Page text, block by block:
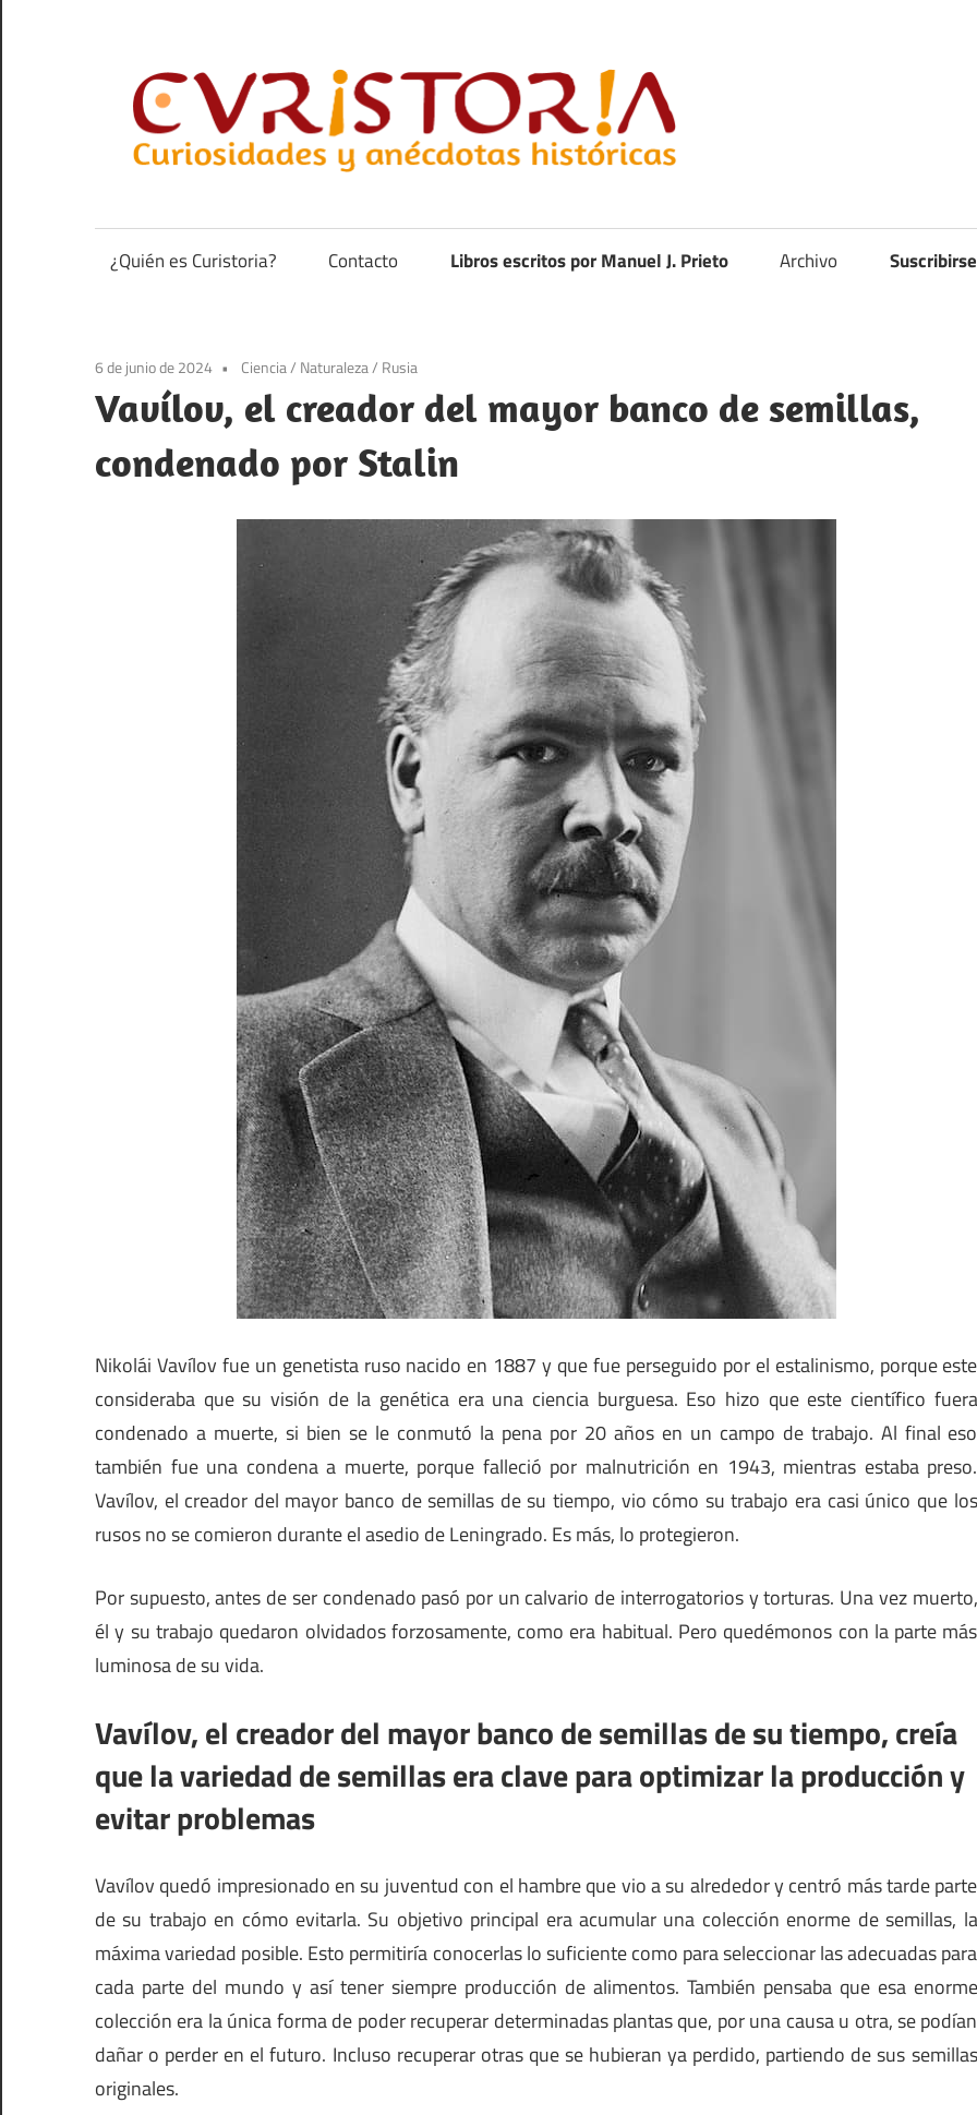
contenido
anécdotas
de
¿Quién es Curistoria? Contacto Libros escritos por Manuel J. Prieto Archivo
6 de junio de 2024 Ciencia/ Naturaleza/ Rusia
Vavílov, el creador del mayor banco de semillas,
condenado por Stalin
Nikolái Vavílov fue un genetista ruso nacido en 1887 y que fue perseguido por el estalinismo, porque este
consideraba que su visión de la genética era una ciencia burguesa. Eso hizo que este científico fuera
condenado a muerte, si bien se le conmutó la pena por 20 años en un campo de trabajo. Al final eso
también fue una condena a muerte, porque falleció por malnutrición en 1943, mientras estaba preso.
Vavílov, el creador del mayor banco de semillas de su tiempo, vio cómo su trabajo era casi único que los
rusos no se comieron durante el asedio de Leningrado. Es más, lo protegieron.
Por supuesto, antes de ser condenado pasó por un calvario de interrogatorios y torturas. Una vez muerto,
él y su trabajo quedaron olvidados forzosamente, como era habitual. Pero quedémonos con la parte más
luminosa de su vida.
Vavílov, el creador del mayor banco de semillas de su tiempo, creía
que la variedad de semillas era clave para optimizar la producción y
evitar problemas
Vavílov quedó impresionado en su juventud con el hambre que vio a su alrededor y centró más tarde parte
de su trabajo en cómo evitarla. Su objetivo principal era acumular una colección enorme de semillas, la
máxima variedad posible. Esto permitiría conocerlas lo suficiente como para seleccionar las adecuadas para
cada parte del mundo y así tener siempre producción de alimentos. También pensaba que esa enorme
colección era la única forma de poder recuperar determinadas plantas que, por una causa u otra, se podían
dañar o perder en el futuro. Incluso recuperar otras que se hubieran ya perdido, partiendo de sus semillas
originales.